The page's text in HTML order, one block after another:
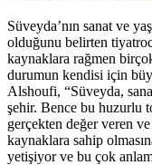
Süveyda’nın sanat ve
olduğunu belirten
kaynaklara rağmen
durumun kendisi için
Alshoufi, “Süveyda,
şehir. Bence bu huzurlu
gerçekten değer veren
kaynaklara sahip
yetişiyor ve bu çok